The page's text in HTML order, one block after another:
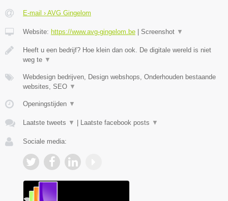
E-mail › AVG Gingelom
Website: https://www.avg-gingelom.be Screenshot ▼
Heeft u een bedrijf? Hoe klein dan ook. De digitale wereld is niet
weg te ▼
Webdesign bedrijven, Design webshops, Onderhouden bestaande
websites, SEO ▼
Openingstijden ▼
Laatste tweets ▼ Laatste facebook posts ▼
Sociale media: